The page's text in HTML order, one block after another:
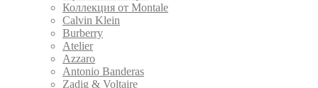
Коллекция от Montale
Calvin Klein
Burberry
Atelier
Azzaro
Antonio Banderas
Zadig & Voltaire